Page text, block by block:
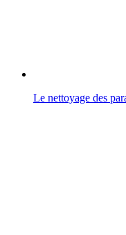
Le nettoyage des